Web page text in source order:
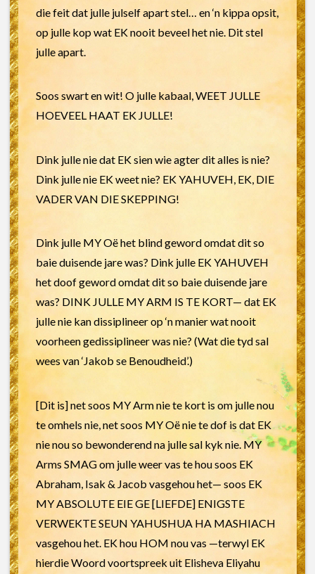
die feit dat julle julself apart stel… en ‘n kippa opsit,
op julle kop wat EK nooit beveel het nie. Dit stel
julle apart.
Soos swart en wit! O julle kabaal, WEET JULLE
HOEVEEL HAAT EK JULLE!
Dink julle nie dat EK sien wie agter dit alles is nie?
Dink julle nie EK weet nie? EK YAHUVEH, EK, DIE
VADER VAN DIE SKEPPING!
Dink julle MY Oë het blind geword omdat dit so
baie duisende jare was? Dink julle EK YAHUVEH
het doof geword omdat dit so baie duisende jare
was? DINK JULLE MY ARM IS TE KORT— dat EK
julle nie kan dissiplineer op ‘n manier wat nooit
voorheen gedissiplineer was nie? (Wat die tyd sal
wees van ‘Jakob se Benoudheid’.)
[Dit is] net soos MY Arm nie te kort is om julle nou
te omhels nie, net soos MY Oë nie te dof is dat EK
nie nou so bewonderend na julle sal kyk nie. MY
Arms SMAG om julle weer vas te hou soos EK
Abraham, Isak & Jacob vasgehou het— soos EK
MY ABSOLUTE EIE GE [LIEFDE] ENIGSTE
VERWEKTE SEUN YAHUSHUA HA MASHIACH
vasgehou het. EK hou HOM nou vas —terwyl EK
hierdie Woord voortspreek uit Elisheva Eliyahu